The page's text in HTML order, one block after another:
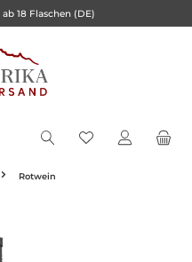
18 Flaschen (DE)
Rotwein